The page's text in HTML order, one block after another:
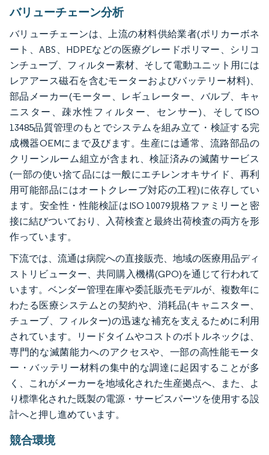
バリューチェーン分析
バリューチェーンは、上流の材料供給業者(ポリカーボネ
ート、ABS、HDPEなどの医療グレードポリマー、シリコ
ンチューブ、フィルター素材、そして電動ユニット用には
レアアース磁石を含むモーターおよびバッテリー材料)、
部品メーカー(モーター、レギュレーター、バルブ、キャ
ニスター、疎水性フィルター、センサー)、そしてISO
13485品質管理のもとでシステムを組み立て・検証する完
成機器OEMにまで及びます。生産には通常、流路部品の
クリーンルーム組立が含まれ、検証済みの滅菌サービス
(一部の使い捨て品には一般にエチレンオキサイド、再利
用可能部品にはオートクレーブ対応の工程)に依存してい
ます。安全性・性能検証はISO 10079規格ファミリーと密
接に結びついており、入荷検査と最終出荷検査の両方を形
作っています。
下流では、流通は病院への直接販売、地域の医療用品ディ
ストリビューター、共同購入機構(GPO)を通じて行われて
います。ベンダー管理在庫や委託販売モデルが、複数年に
わたる医療システムとの契約や、消耗品(キャニスター、
チューブ、フィルター)の迅速な補充を支えるために利用
されています。リードタイムやコストのボトルネックは、
専門的な滅菌能力へのアクセスや、一部の高性能モータ
ー・バッテリー材料の集中的な調達に起因することが多
く、これがメーカーを地域化された生産拠点へ、また、よ
り標準化された既製の電源・サービスパーツを使用する設
計へと押し進めています。
競合環境